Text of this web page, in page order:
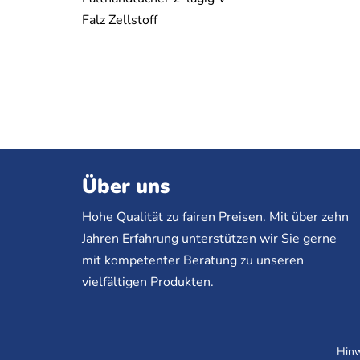
Falz Zellstoff
Über uns
Hohe Qualität zu fairen Preisen. Mit über zehn
Jahren Erfahrung unterstützen wir Sie gerne
mit kompetenter Beratung zu unseren
vielfältigen Produkten.